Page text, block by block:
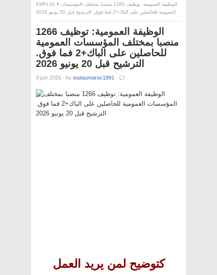
EMPLOI
الوظيفة العمومية: توظيف 1266 منصبا بمختلف المؤسسات
العمومية للحاصلين على الباك+2 فما فوق. الترشيح قبل 20 يونيو 2026
الوظيفة العمومية: توظيف 1266
منصبا بمختلف المؤسسات العمومية
للحاصلين على الباك+2 فما فوق.
الترشيح قبل 20 يونيو 2026
3 juin 2026 · by toutaumaroc1991 ·
كتوضيح لمن يريد العمل